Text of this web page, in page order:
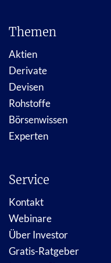
Themen
Aktien
Derivate
Devisen
Rohstoffe
Börsenwissen
Experten
Service
Kontakt
Webinare
Über Investor
Gratis-Ratgeber